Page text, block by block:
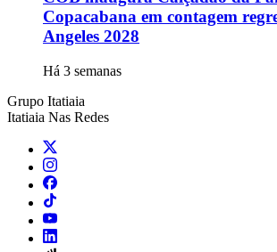
Copacabana em contagem
Angeles 2028
Há 3 semanas
Grupo Itatiaia
Itatiaia Nas Redes